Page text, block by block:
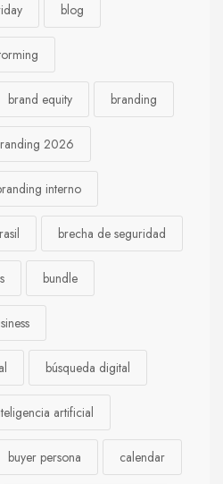
blog
brand equity branding
2026
interno
brecha de seguridad
bundle
búsqueda digital
artificial
buyer persona calendar